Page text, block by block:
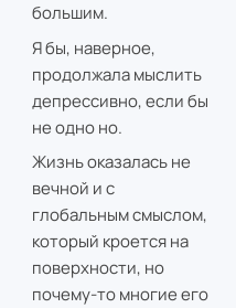
большим.
Я бы, наверное,
продолжала мыслить
депрессивно, если бы
не одно но.
Жизнь оказалась не
вечной и с
глобальным смыслом,
который кроется на
поверхности, но
почему-то многие его